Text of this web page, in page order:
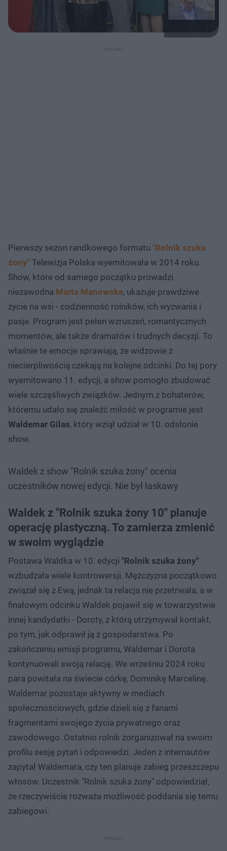
Pierwszy sezon randkowego formatu "Rolnik szuka
żony" Telewizja Polska wyemitowała w 2014 roku.
Show, które od samego początku prowadzi
niezawodna Marta Manowska, ukazuje prawdziwe
życie na wsi - codzienność rolników, ich wyzwania i
pasje. Program jest pełen wzruszeń, romantycznych
momentów, ale także dramatów i trudnych decyzji. To
właśnie te emocje sprawiają, że widzowie z
niecierpliwością czekają na kolejne odcinki. Do tej pory
wyemitowano 11. edycji, a show pomogło zbudować
wiele szczęśliwych związków. Jednym z bohaterów,
któremu udało się znaleźć miłość w programie jest
Waldemar Gilas, który wziął udział w 10. odsłonie
show.
Waldek z show "Rolnik szuka żony" ocenia
uczestników nowej edycji. Nie był łaskawy
Waldek z "Rolnik szuka żony 10" planuje
operację plastyczną. To zamierza zmienić
w swoim wyglądzie
Postawa Waldka w 10. edycji "Rolnik szuka żony"
wzbudzała wiele kontrowersji. Mężczyzna początkowo
związał się z Ewą, jednak ta relacja nie przetrwała, a w
finałowym odcinku Waldek pojawił się w towarzystwie
innej kandydatki - Doroty, z którą utrzymywał kontakt,
po tym, jak odprawił ją z gospodarstwa. Po
zakończeniu emisji programu, Waldemar i Dorota
kontynuowali swoją relację. We wrześniu 2024 roku
para powitała na świecie córkę, Dominikę Marcelinę.
Waldemar pozostaje aktywny w mediach
społecznościowych, gdzie dzieli się z fanami
fragmentami swojego życia prywatnego oraz
zawodowego. Ostatnio rolnik zorganizował na swoim
profilu sesję pytań i odpowiedzi. Jeden z internautów
zapytał Waldemara, czy ten planuje zabieg przeszczepu
włosów. Uczestnik "Rolnik szuka żony" odpowiedział,
że rzeczywiście rozważa możliwość poddania się temu
zabiegowi.